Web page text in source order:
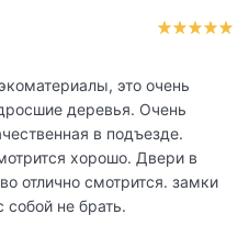
это очень
деревья. Очень
в подъезде.
хорошо. Двери в
отлично смотрится. замки
не брать.